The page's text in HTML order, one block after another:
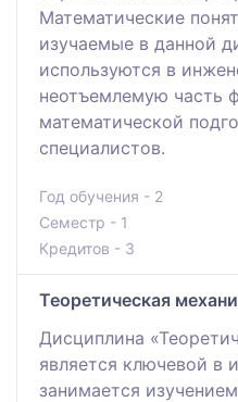
Математические
изучаемые в данной
используются в
неотъемлемую часть
математической
специалистов.
Год обучения - 2
Семестр - 1
Кредитов - 3
Теоретическая
Дисциплина
является ключевой в
занимается